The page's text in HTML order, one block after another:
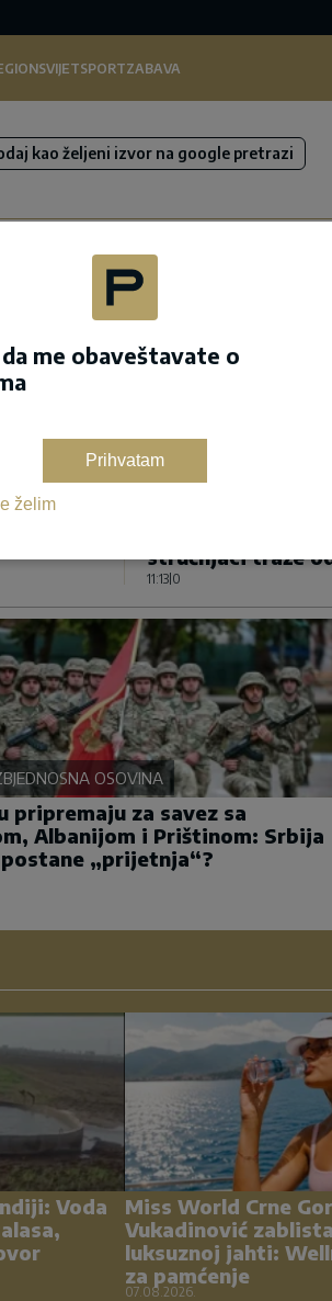
SVIJETSPORTZABAVA
me obaveštavate o
Prihvatam
želim
kao željeni izvor na google pretrazi
zakon,
Misteriozni
stručnjaci traže
11:13 0
OSOVINA
pripremaju za savez sa
Albanijom i Prištinom: Srbija
„prijetnja“?
Voda
Miss World Crne
Vukadinović
luksuznoj jahti:
za pamćenje
07.08.2026.